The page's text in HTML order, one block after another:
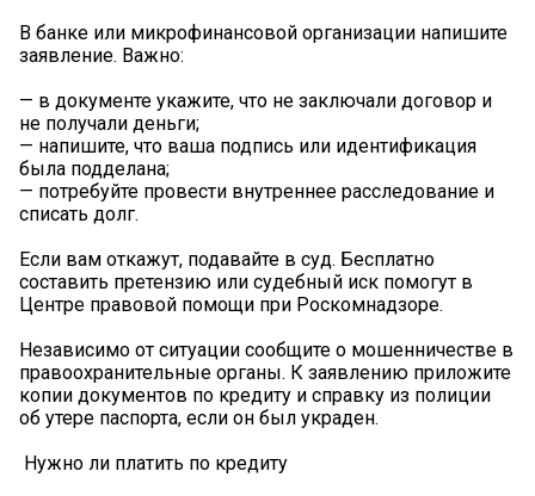
В банке или микрофинансовой организации напишите
заявление. Важно:
— в документе укажите, что не заключали договор и
не получали деньги;
— напишите, что ваша подпись или идентификация
была подделана;
— потребуйте провести внутреннее расследование и
списать долг.
Если вам откажут, подавайте в суд. Бесплатно
составить претензию или судебный иск помогут в
Центре правовой помощи при Роскомнадзоре.
Независимо от ситуации сообщите о мошенничестве в
правоохранительные органы. К заявлению приложите
копии документов по кредиту и справку из полиции
об утере паспорта, если он был украден.
️ Нужно ли платить по кредиту